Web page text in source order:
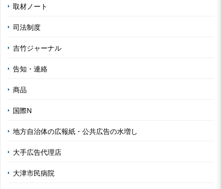
取材ノート
司法制度
吉竹ジャーナル
告知・連絡
商品
国際N
地方自治体の広報紙・公共広告の水増し
大手広告代理店
大津市民病院